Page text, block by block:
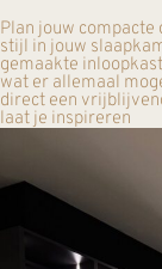
Plan jouw
stijl in jouw
gemaakte
wat er allemaal
direct een
laat je inspireren